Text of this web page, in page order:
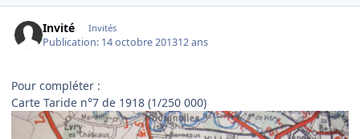
Invité Invités
Publication: 14 octobre 201312 ans
Pour compléter :
Carte Taride n°7 de 1918 (1/250 000)